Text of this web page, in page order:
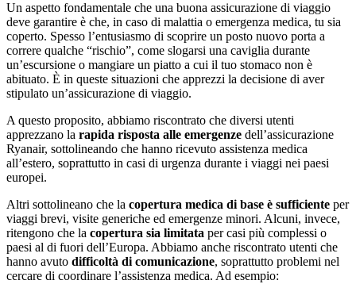
Un aspetto fondamentale che una buona assicurazione di viaggio
deve garantire è che, in caso di malattia o emergenza medica, tu sia
coperto. Spesso l’entusiasmo di scoprire un posto nuovo porta a
correre qualche “rischio”, come slogarsi una caviglia durante
un’escursione o mangiare un piatto a cui il tuo stomaco non è
abituato. È in queste situazioni che apprezzi la decisione di aver
stipulato un’assicurazione di viaggio.
A questo proposito, abbiamo riscontrato che diversi utenti
apprezzano la rapida risposta alle emergenze dell’assicurazione
Ryanair, sottolineando che hanno ricevuto assistenza medica
all’estero, soprattutto in casi di urgenza durante i viaggi nei paesi
europei.
Altri sottolineano che la copertura medica di base è sufficiente per
viaggi brevi, visite generiche ed emergenze minori. Alcuni, invece,
ritengono che la copertura sia limitata per casi più complessi o
paesi al di fuori dell’Europa. Abbiamo anche riscontrato utenti che
hanno avuto difficoltà di comunicazione, soprattutto problemi nel
cercare di coordinare l’assistenza medica. Ad esempio: